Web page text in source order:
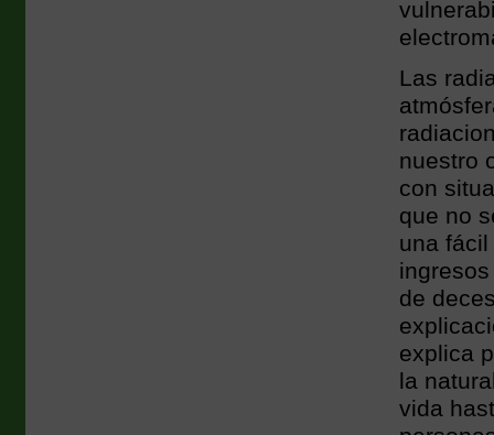
Las
nuestro
con
que no
una
de
explica
la
vida